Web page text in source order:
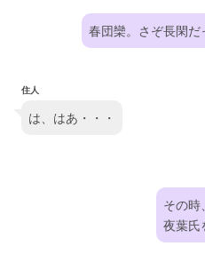
春団欒。さぞ長閑だ
住人
は、はあ・・・
その時
夜葉氏